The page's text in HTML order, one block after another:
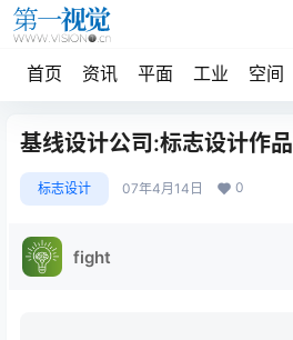
首页 资讯 平面 工业 空间
基线设计公司:标志设计作品
标志设计 07年4月14日 0
fight